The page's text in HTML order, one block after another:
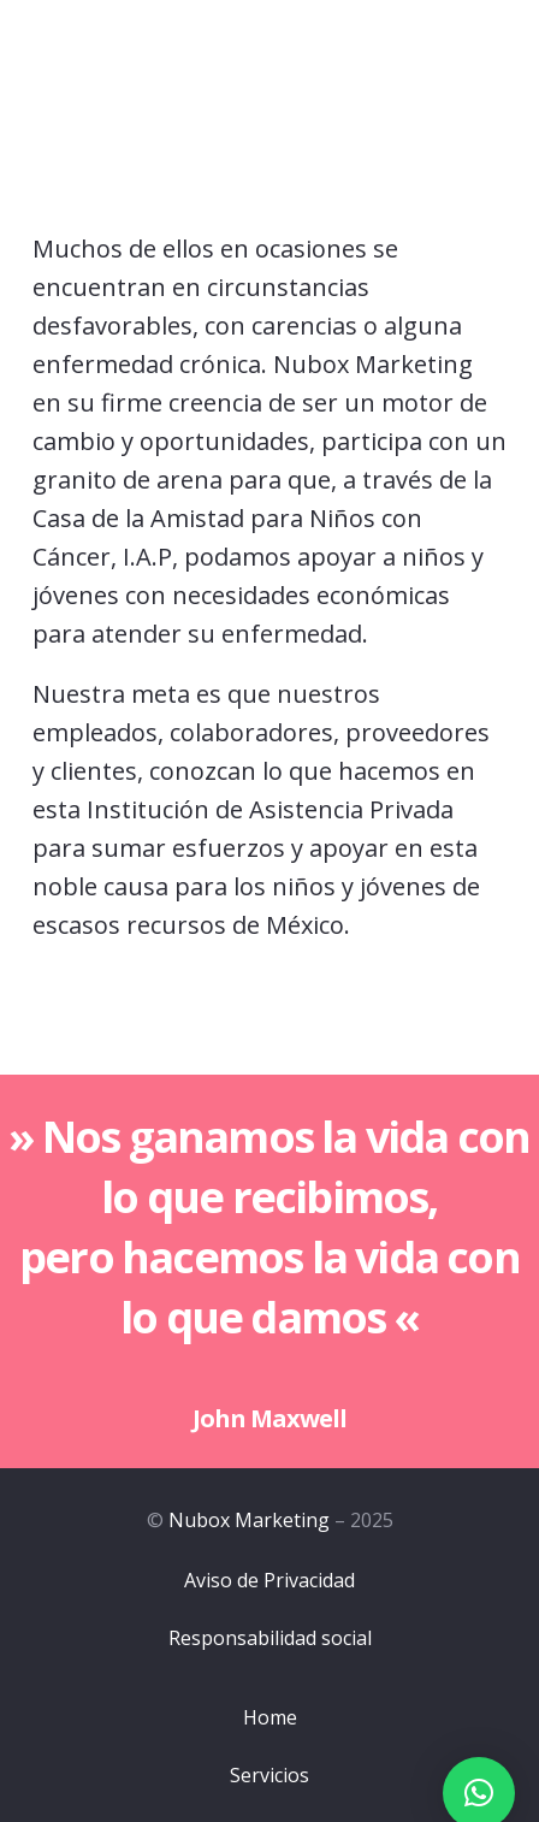
Muchos de ellos en ocasiones se
encuentran en circunstancias
desfavorables, con carencias o alguna
enfermedad crónica. Nubox Marketing
en su firme creencia de ser un motor de
cambio y oportunidades, participa con un
granito de arena para que, a través de la
Casa de la Amistad para Niños con
Cáncer, I.A.P, podamos apoyar a niños y
jóvenes con necesidades económicas
para atender su enfermedad.
Nuestra meta es que nuestros
empleados, colaboradores, proveedores
y clientes, conozcan lo que hacemos en
esta Institución de Asistencia Privada
para sumar esfuerzos y apoyar en esta
noble causa para los niños y jóvenes de
escasos recursos de México.
» Nos ganamos la vida con
lo que recibimos,
pero hacemos la vida con
lo que damos «
John Maxwell
© Nubox Marketing– 2025
Aviso de Privacidad
Responsabilidad social
Home
Servicios